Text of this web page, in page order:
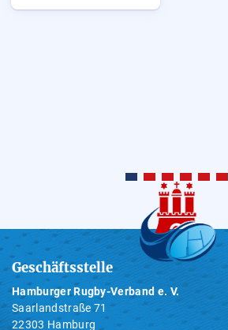
Geschäftsstelle
Hamburger Rugby-Verband e. V.
Saarlandstraße 71
22303 Hamburg